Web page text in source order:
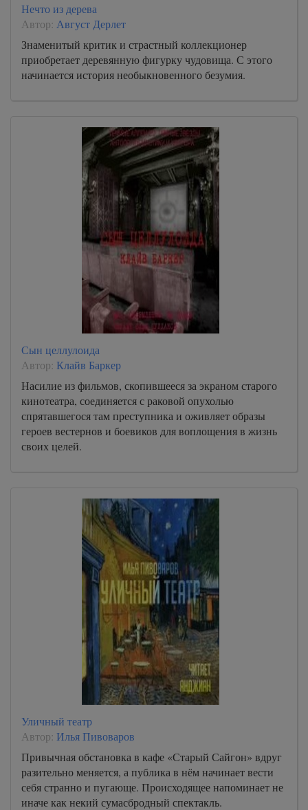
Нечто из дерева
Автор: Август Дерлет
Знаменитый критик и страстный коллекционер
приобретает деревянную фигурку чудовища. С этого
начинается история необыкновенного безумия.
Сын целлулоида
Автор: Клайв Баркер
Насилие из фильмов, скопившееся за экраном старого
кинотеатра, соединяется с раковой опухолью
спрятавшегося там преступника и оживляет образы
героев вестернов и боевиков для воплощения в жизнь
своих целей.
Уличный театр
Автор: Илья Пивоваров
Привычная обстановка в кафе «Старый Сайгон» вдруг
разительно меняется, а публика в нём начинает вести
себя странно и пугающе. Происходящее напоминает не
иначе как некий сумасбродный спектакль.